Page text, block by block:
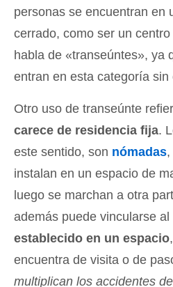
personas se encuentran en
cerrado, como ser un
habla de «transeúntes», ya
entran en esta categoría sin
Otro uso de transeúnte
carece de residencia fija.
este sentido, son nómadas
instalan en un espacio de
luego se marchan a otra
además puede vincularse
establecido en un espacio
encuentra de visita o de
multiplican los accidentes